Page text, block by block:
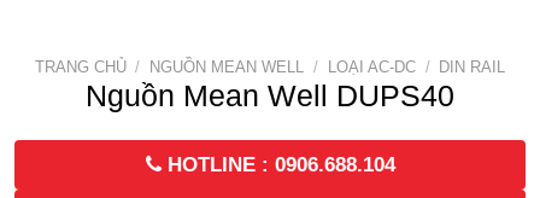
TRANG CHỦ / NGUỒN MEAN WELL / LOẠI AC-DC / DIN RAIL
Nguồn Mean Well DUPS40
HOTLINE : 0906.688.104